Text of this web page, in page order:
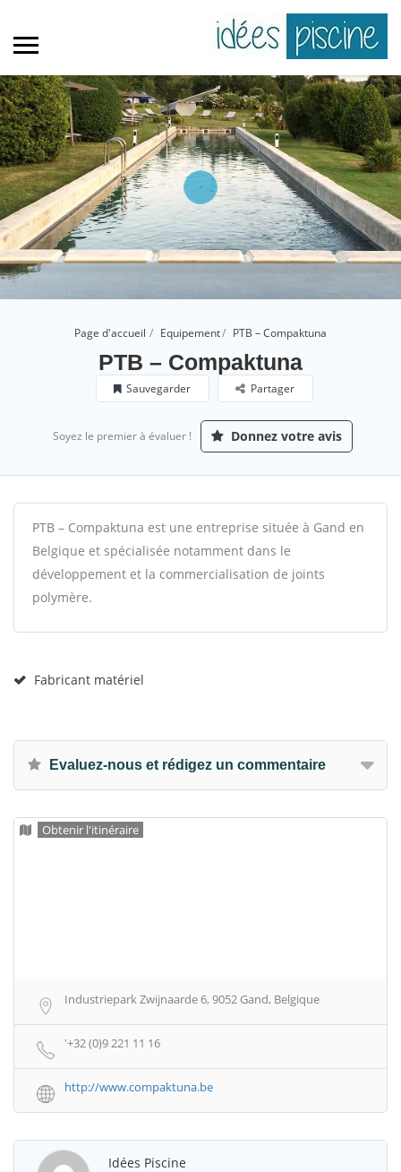
Page d'accueil Equipement PTB – Compaktuna
PTB – Compaktuna
Sauvegarder Partager
Soyez le premier à évaluer ! Donnez votre avis
PTB – Compaktuna est une entreprise située à Gand en
Belgique et spécialisée notamment dans le
développement et la commercialisation de joints
polymère.
Fabricant matériel
Evaluez-nous et rédigez un commentaire
Obtenir l'itinéraire
Industriepark Zwijnaarde 6, 9052 Gand, Belgique
'+32 (0)9 221 11 16
http://www.compaktuna.be
Idées Piscine